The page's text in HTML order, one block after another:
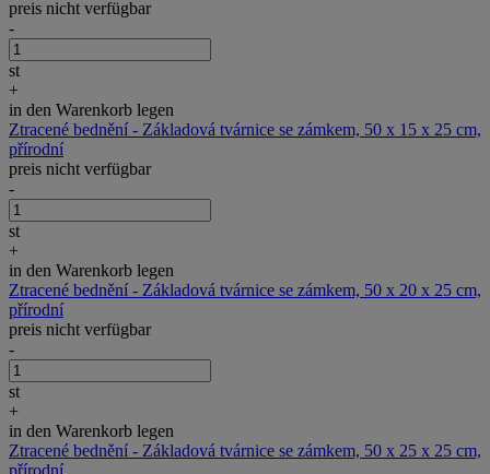
preis nicht verfügbar
-
st
+
in den Warenkorb legen
Ztracené bednění - Základová tvárnice se zámkem, 50 x 15 x 25 cm,
přírodní
preis nicht verfügbar
-
st
+
in den Warenkorb legen
Ztracené bednění - Základová tvárnice se zámkem, 50 x 20 x 25 cm,
přírodní
preis nicht verfügbar
-
st
+
in den Warenkorb legen
Ztracené bednění - Základová tvárnice se zámkem, 50 x 25 x 25 cm,
přírodní